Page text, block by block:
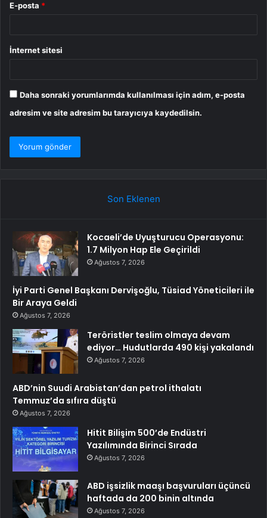
E-posta *
İnternet sitesi
Daha sonraki yorumlarımda kullanılması için adım, e-posta
adresim ve site adresim bu tarayıcıya kaydedilsin.
Son Eklenen
Kocaeli’de Uyuşturucu Operasyonu:
1.7 Milyon Hap Ele Geçirildi
Ağustos 7, 2026
İyi Parti Genel Başkanı Dervişoğlu, Tüsiad Yöneticileri ile
Bir Araya Geldi
Ağustos 7, 2026
Teröristler teslim olmaya devam
ediyor… Hudutlarda 490 kişi yakalandı
Ağustos 7, 2026
ABD’nin Suudi Arabistan’dan petrol ithalatı
Temmuz’da sıfıra düştü
Ağustos 7, 2026
Hitit Bilişim 500’de Endüstri
Yazılımında Birinci Sırada
Ağustos 7, 2026
ABD işsizlik maaşı başvuruları üçüncü
haftada da 200 binin altında
Ağustos 7, 2026